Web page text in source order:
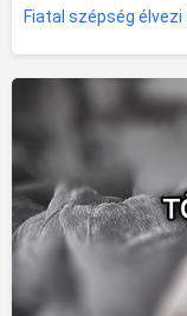
Fiatal szépség